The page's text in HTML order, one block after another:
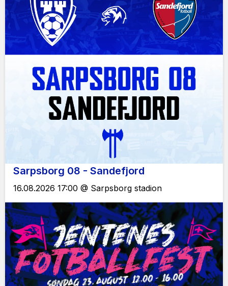
Sarpsborg 08 - Sandefjord
16.08.2026 17:00 @ Sarpsborg stadion